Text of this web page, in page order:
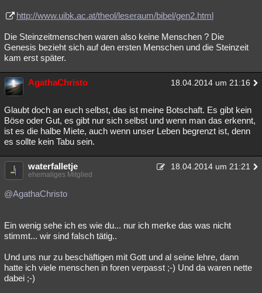
http://www.uibk.ac.at/theol/leseraum/bibel/gen2.html
Die Steinzeitmenschen waren also keine Menschen ? Die
Genesis bezieht sich auf den ersten Menschen und die Steinzeit
kam erst später.
AgathaChristo 18.04.2014 um 21:16
Glaubt doch an euch selbst, das ist meine Botschaft. Es gibt kein
Böse oder Gut, es gibt nur sich selbst und wenn man das erkennt,
ist es die halbe Miete, auch wenn unser Leben begrenzt ist, denn
es sollte kein Tabu sein.
waterfalletje 18.04.2014 um 21:21
ehemaliges Mitglied
@AgathaChristo
Ein wenig sehe ich es wie du... nur ich merke das was nicht
stimmt... wir sind falsch tätig..
Und uns nur zu beschäftigen mit Gott und al seine lehre, dann
hatte ich viele menschen in foren verpasst ;-) Und da waren nette
dabei ;-)